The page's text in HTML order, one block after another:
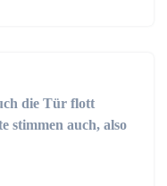
die Tür flott
stimmen auch, also